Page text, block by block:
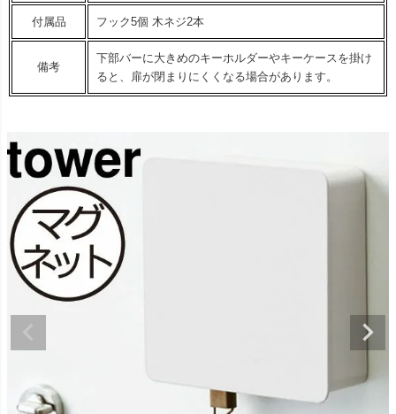
付属品 フック5個 木ネジ2本
備考
下部バーに大きめのキーホルダーやキーケースを掛け
ると、扉が閉まりにくくなる場合があります。